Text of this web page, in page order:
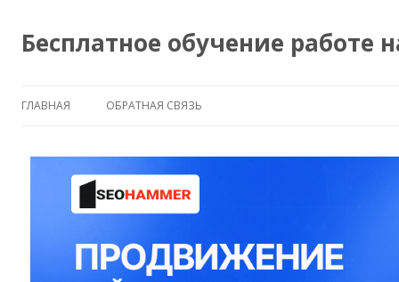
Бесплатное обучение работе
ГЛАВНАЯ ОБРАТНАЯ СВЯЗЬ